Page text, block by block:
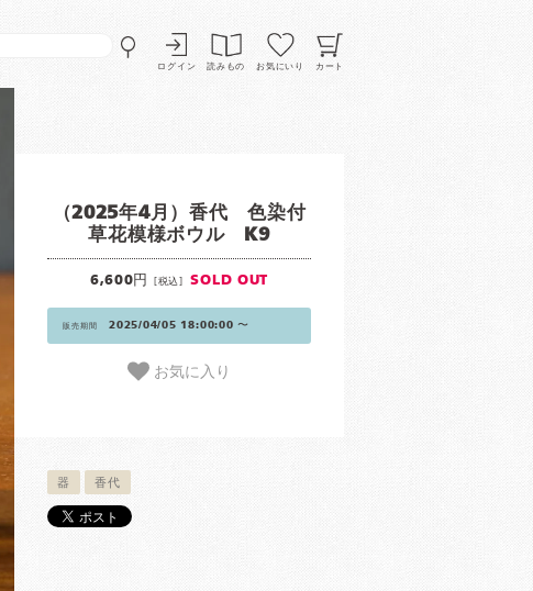
ログイン 読みもの お気にいり カート
（2025年4月）香代 色染付
草花模様ボウル K9
6,600円 [税込] SOLD OUT
販売期間 2025/04/05 18:00:00 〜
お気に入り
器 香代